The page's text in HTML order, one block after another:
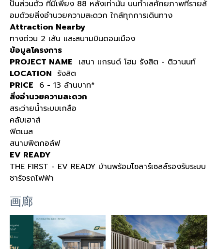
ป็นส่วนตัว ที่มีเพียง 88 หลังเท่านั้น บนทำเลศักยภาพที่รายล้
อมด้วยสิ่งอำนวยความสะดวก ใกล้ทุกการเดินทาง
Attraction Nearby
ทางด่วน 2 เส้น และสนามบินดอนเมือง
ข้อมูลโครงการ
PROJECT NAME เสนา แกรนด์ โฮม รังสิต - ติวานนท์
LOCATION รังสิต
PRICE 6 - 13 ล้านบาท*
สิ่งอำนวยความสะดวก
สระว่ายน้ำระบบเกลือ
คลับเฮาส์
ฟิตเนส
สนามพิตกอล์ฟ
EV READY
THE FIRST - EV READY บ้านพร้อมโซลาร์เซลล์รองรับระบบ
ชาร์จรถไฟฟ้า
画廊